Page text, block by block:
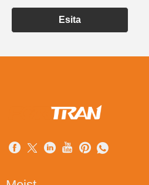
Esita